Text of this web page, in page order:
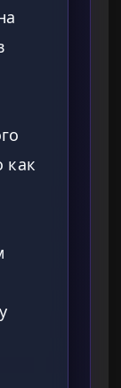
как